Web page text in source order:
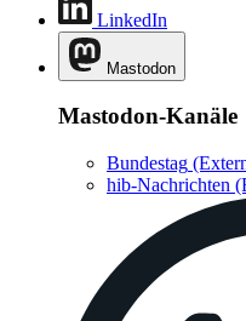
LinkedIn
Mastodon
Mastodon-Kanäle
Bundestag
hib-Nachrichten